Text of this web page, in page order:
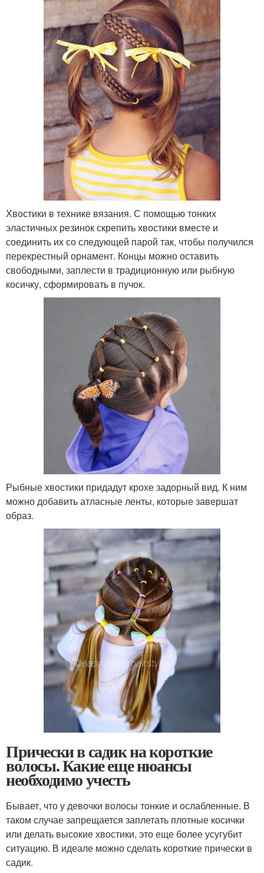
Хвостики в технике вязания. С помощью тонких
эластичных резинок скрепить хвостики вместе и
соединить их со следующей парой так, чтобы получился
перекрестный орнамент. Концы можно оставить
свободными, заплести в традиционную или рыбную
косичку, сформировать в пучок.
Рыбные хвостики придадут крохе задорный вид. К ним
можно добавить атласные ленты, которые завершат
образ.
Прически в садик на короткие
волосы. Какие еще нюансы
необходимо учесть
Бывает, что у девочки волосы тонкие и ослабленные. В
таком случае запрещается заплетать плотные косички
или делать высокие хвостики, это еще более усугубит
ситуацию. В идеале можно сделать короткие прически в
садик.